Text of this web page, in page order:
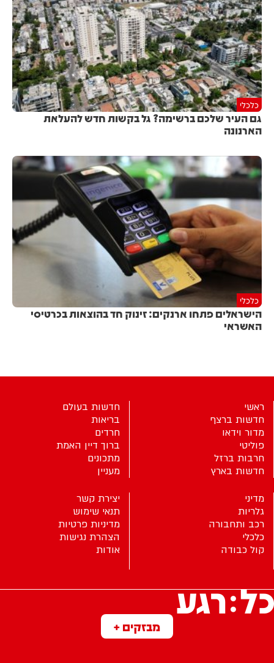
כלכלי
גם העיר שלכם ברשימה? גל בקשות חדש להעלאת
הארנונה
כלכלי
הישראלים פתחו ארנקים: זינוק חד בהוצאות בכרטיסי
האשראי
מבזקים +
ראשי
חדשות ברצף
מדור וידאו
פוליטי
חרבות ברזל
חדשות בארץ
חדשות בעולם
בריאות
חרדים
ברוך דיין האמת
מתכונים
מעניין
מדיני
גלריות
רכב ותחבורה
כלכלי
קול כבודה
יצירת קשר
תנאי שימוש
מדיניות פרטיות
הצהרת נגישות
אודות